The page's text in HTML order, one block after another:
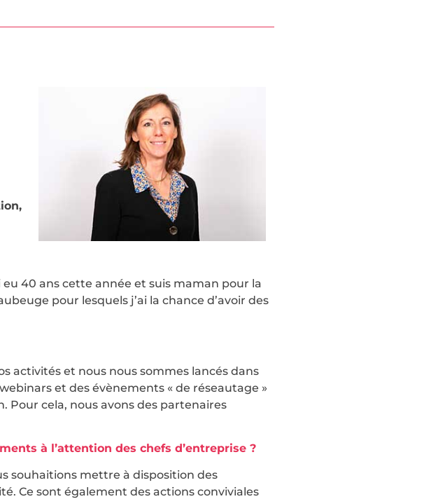
40 ans cette année et suis maman pour la
pour lesquels j’ai la chance d’avoir des
activités et nous nous sommes lancés dans
et des évènements « de réseautage »
Pour cela, nous avons des partenaires
à l’attention des chefs d’entreprise ?
souhaitions mettre à disposition des
Ce sont également des actions conviviales